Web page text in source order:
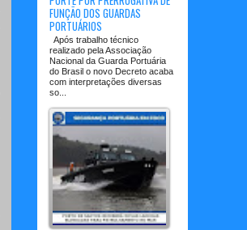
FUNÇÃO DOS GUARDAS
PORTUÁRIOS
Após trabalho técnico
realizado pela Associação
Nacional da Guarda Portuária
do Brasil o novo Decreto acaba
com interpretações diversas
so...